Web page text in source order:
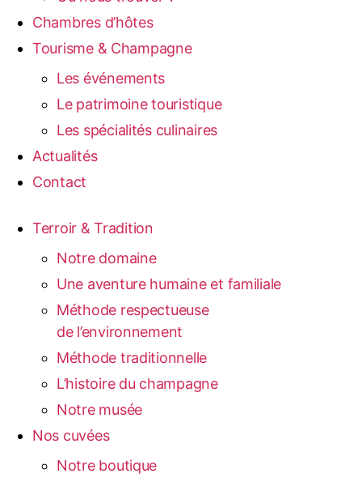
Chambres d’hôtes
Tourisme & Champagne
Les événements
Le patrimoine touristique
Les spécialités culinaires
Actualités
Contact
Terroir & Tradition
Notre domaine
Une aventure humaine et familiale
Méthode respectueuse
de l’environnement
Méthode traditionnelle
L’histoire du champagne
Notre musée
Nos cuvées
Notre boutique